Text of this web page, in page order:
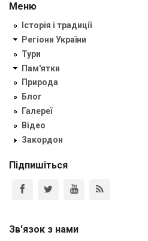
Меню
Історія і традиції
Регіони України
Тури
Пам'ятки
Природа
Блог
Галереї
Відео
Закордон
Підпишіться
Зв'язок з нами